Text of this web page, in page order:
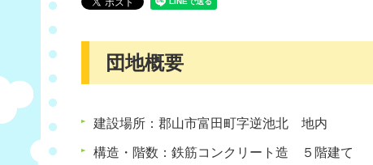
団地概要
建設場所：郡山市富田町字逆池北 地内
構造・階数：鉄筋コンクリート造 ５階建て